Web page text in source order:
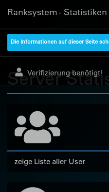
Ranksystem - Statistiken
Die Informationen auf dieser Seite
Verifizierung benötigt!
Server
zeige Liste aller User